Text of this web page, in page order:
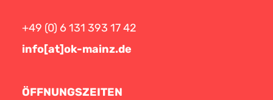
+49 (0) 6 131 393 17 42
info[at]ok-mainz.de
ÖFFNUNGSZEITEN